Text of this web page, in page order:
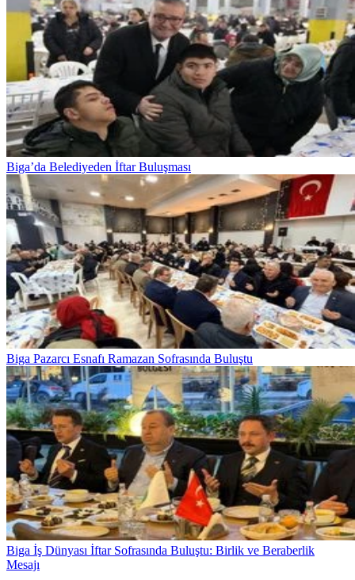
Biga’da Belediyeden İftar Buluşması
Biga Pazarcı Esnafı Ramazan Sofrasında Buluştu
Biga İş Dünyası İftar Sofrasında Buluştu: Birlik ve Beraberlik
Mesajı